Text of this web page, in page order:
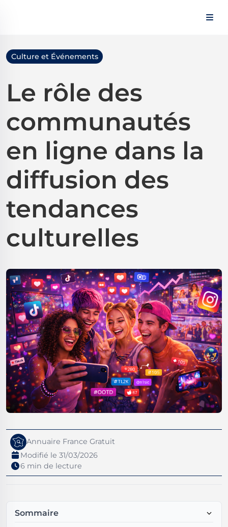
Culture et Événements
Le rôle des
communautés
en ligne dans la
diffusion des
tendances
culturelles
Annuaire France Gratuit
Modifié le 31/03/2026
6 min de lecture
Sommaire